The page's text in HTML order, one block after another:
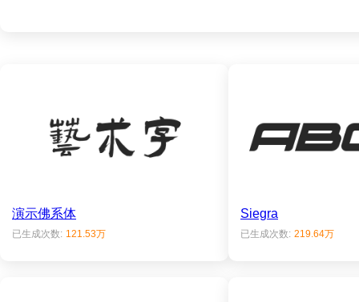
演示佛系体
已生成次数: 121.53万
Siegra
已生成次数: 219.64万